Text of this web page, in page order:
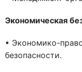
Экономическая
• Экономико-
безопасности.